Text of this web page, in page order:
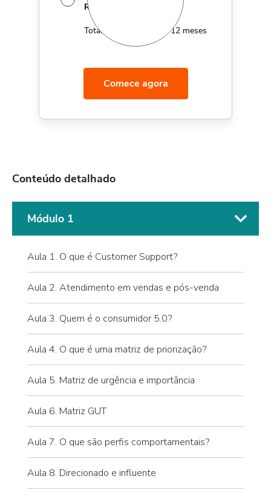
R$
MÊS
Total de R$179,40 por 12 meses
Comece agora
Conteúdo detalhado
Módulo 1
Aula 1. O que é Customer Support?
Aula 2. Atendimento em vendas e pós-venda
Aula 3. Quem é o consumidor 5.0?
Aula 4. O que é uma matriz de priorização?
Aula 5. Matriz de urgência e importância
Aula 6. Matriz GUT
Aula 7. O que são perfis comportamentais?
Aula 8. Direcionado e influente